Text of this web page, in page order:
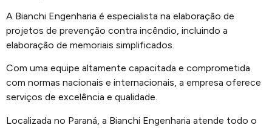
A Bianchi Engenharia é especialista na elaboração de
projetos de prevenção contra incêndio, incluindo a
elaboração de memoriais simplificados.
Com uma equipe altamente capacitada e comprometida
com normas nacionais e internacionais, a empresa oferece
serviços de excelência e qualidade.
Localizada no Paraná, a Bianchi Engenharia atende todo o